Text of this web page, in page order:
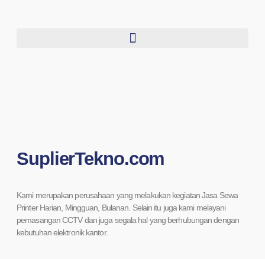
SuplierTekno.com
Kami merupakan perusahaan yang melakukan kegiatan Jasa Sewa
Printer Harian, Mingguan, Bulanan. Selain itu juga kami melayani
pemasangan CCTV dan juga segala hal yang berhubungan dengan
kebutuhan elektronik kantor.